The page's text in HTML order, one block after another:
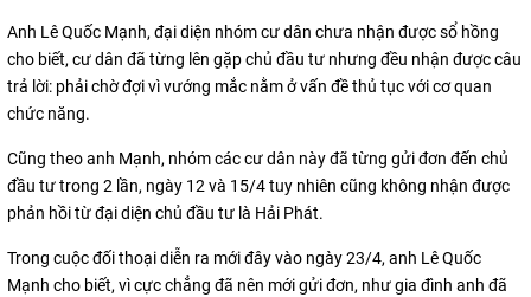
Anh Lê Quốc Mạnh, đại diện nhóm cư dân chưa nhận được sổ hồng
cho biết, cư dân đã từng lên gặp chủ đầu tư nhưng đều nhận được câu
trả lời: phải chờ đợi vì vướng mắc nằm ở vấn đề thủ tục với cơ quan
chức năng.
Cũng theo anh Mạnh, nhóm các cư dân này đã từng gửi đơn đến chủ
đầu tư trong 2 lần, ngày 12 và 15/4 tuy nhiên cũng không nhận được
phản hồi từ đại diện chủ đầu tư là Hải Phát.
Trong cuộc đối thoại diễn ra mới đây vào ngày 23/4, anh Lê Quốc
Mạnh cho biết, vì cực chẳng đã nên mới gửi đơn, như gia đình anh đã